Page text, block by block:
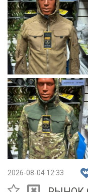
2026-08-04 12:33